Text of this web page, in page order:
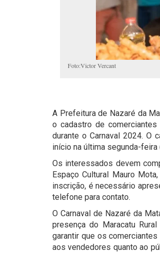
Foto:Victor Vercant
A Prefeitura de Nazaré da
o cadastro de
durante o Carnaval 2024. O
início na última segunda-
Os interessados devem
Espaço Cultural Mauro
inscrição, é necessário
telefone para contato.
O Carnaval de Nazaré da
presença do Maracatu
garantir que os
aos vendedores quanto ao